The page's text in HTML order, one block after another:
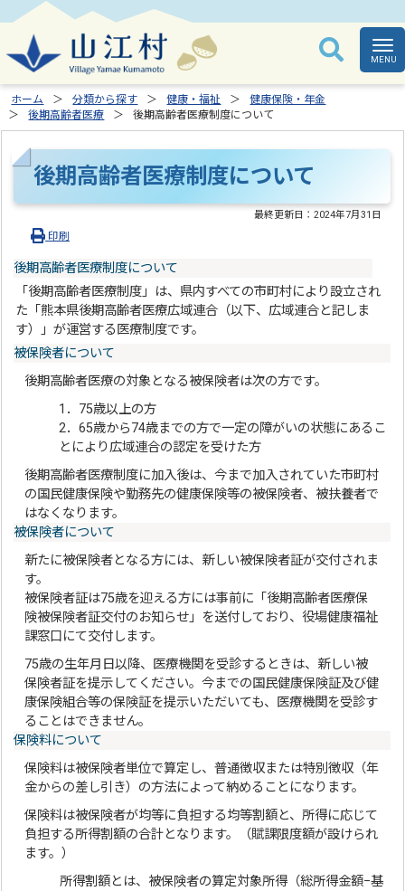
ホーム 分類から探す 健康・福祉
健康保険・年金
後期高齢者医療
後期高齢者医療制度について
後期高齢者医療制度について
最終更新日：2024年7月31日
印刷
後期高齢者医療制度について
「後期高齢者医療制度」は、県内すべての市町村により設立され
た「熊本県後期高齢者医療広域連合（以下、広域連合と記しま
す）」が運営する医療制度です。
被保険者について
後期高齢者医療の対象となる被保険者は次の方です。
1．75歳以上の方
2．65歳から74歳までの方で一定の障がいの状態にあるこ
とにより広域連合の認定を受けた方
後期高齢者医療制度に加入後は、今まで加入されていた市町村
の国民健康保険や勤務先の健康保険等の被保険者、被扶養者で
はなくなります。
被保険者について
新たに被保険者となる方には、新しい被保険者証が交付されま
す。
被保険者証は75歳を迎える方には事前に「後期高齢者医療保
険被保険者証交付のお知らせ」を送付しており、役場健康福祉
課窓口にて交付します。
75歳の生年月日以降、医療機関を受診するときは、新しい被
保険者証を提示してください。今までの国民健康保険証及び健
康保険組合等の保険証を提示いただいても、医療機関を受診す
ることはできません。
保険料について
保険料は被保険者単位で算定し、普通徴収または特別徴収（年
金からの差し引き）の方法によって納めることになります。
保険料は被保険者が均等に負担する均等割額と、所得に応じて
負担する所得割額の合計となります。（賦課限度額が設けられ
ます。）
所得割額とは、被保険者の算定対象所得（総所得金額−基